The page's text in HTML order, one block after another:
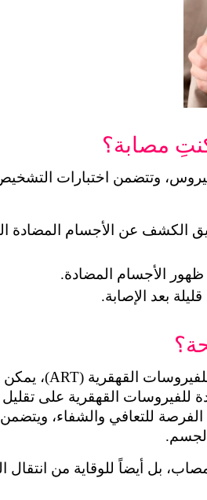
الأجسام المضادة.
بعد الإصابة.